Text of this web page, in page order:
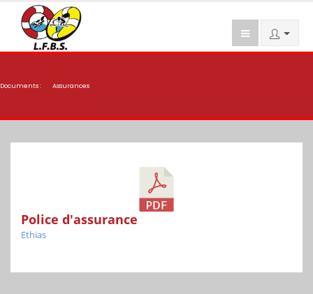
Documents : Assurances
Police d'assurance
Ethias